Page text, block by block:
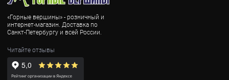
«Горные вершины» - розничный и
интернет-магазин. Доставка по
Санкт-Петербургу и всей России.
Читайте отзывы